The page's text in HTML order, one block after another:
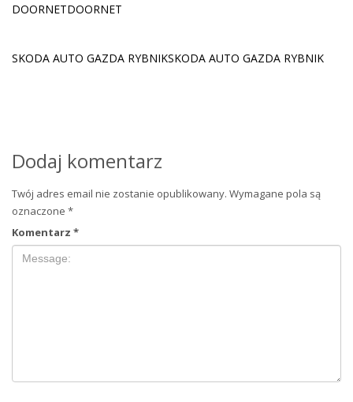
DOORNETDOORNET
SKODA AUTO GAZDA RYBNIKSKODA AUTO GAZDA RYBNIK
Dodaj komentarz
Twój adres email nie zostanie opublikowany. Wymagane pola są
oznaczone *
Komentarz *